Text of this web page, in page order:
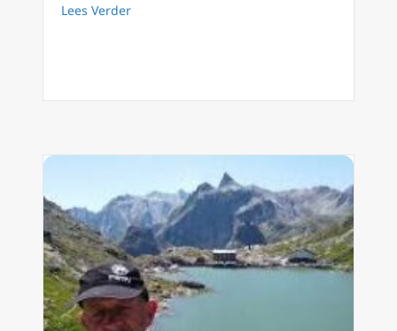
Lees Verderabout Podcast 107 Jezus wordt op de proef